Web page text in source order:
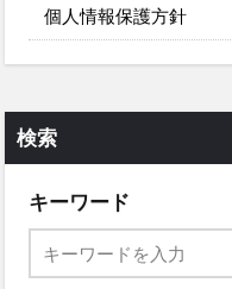
個人情報保護方針
検索
キーワード